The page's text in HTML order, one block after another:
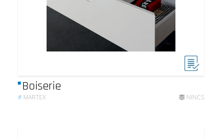
Boiserie
# MARTEX NINCS